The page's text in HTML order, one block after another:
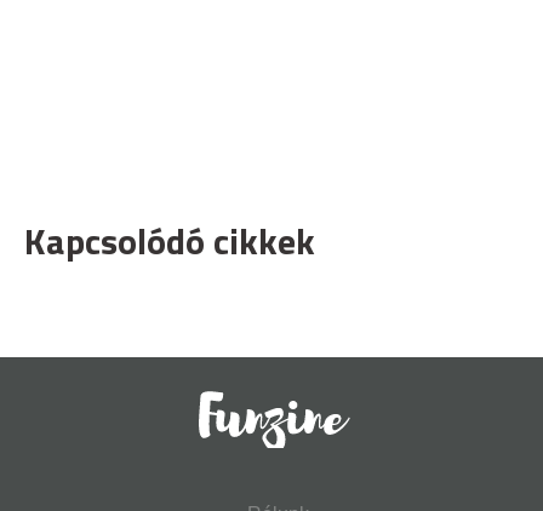
Kapcsolódó cikkek